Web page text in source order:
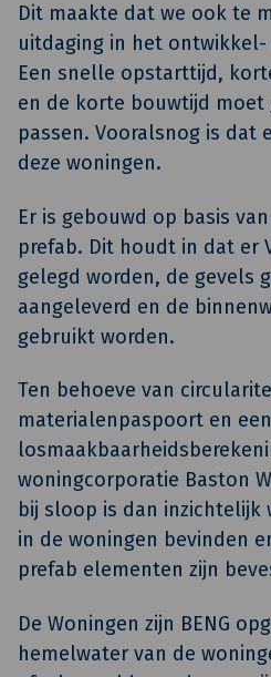
Dit maakte dat we ook te
uitdaging in het
Een snelle opstarttijd,
en de korte bouwtijd moet
passen. Vooralsnog is dat
deze woningen.
Er is gebouwd op basis
prefab. Dit houdt in dat er
gelegd worden, de gevels
aangeleverd en de
gebruikt worden.
Ten behoeve van
materialenpaspoort en een
woningcorporatie Baston
bij sloop is dan inzichtelijk
in de woningen bevinden
prefab elementen zijn
De Woningen zijn BENG
hemelwater van de